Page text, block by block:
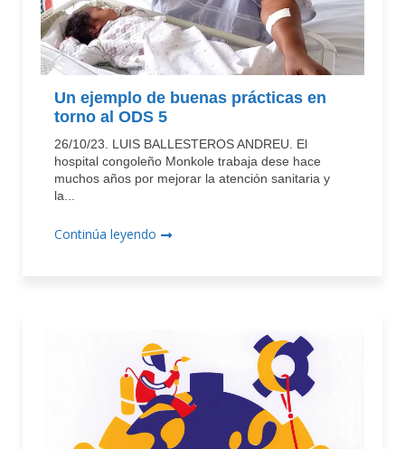
Un ejemplo de buenas prácticas en
torno al ODS 5
26/10/23. LUIS BALLESTEROS ANDREU. El
hospital congoleño Monkole trabaja dese hace
muchos años por mejorar la atención sanitaria y
la...
Continúa leyendo